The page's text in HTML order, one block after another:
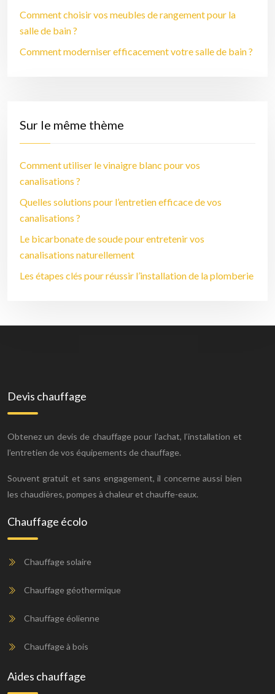
Comment choisir vos meubles de rangement pour la
salle de bain ?
Comment moderniser efficacement votre salle de bain ?
Sur le même thème
Comment utiliser le vinaigre blanc pour vos
canalisations ?
Quelles solutions pour l’entretien efficace de vos
canalisations ?
Le bicarbonate de soude pour entretenir vos
canalisations naturellement
Les étapes clés pour réussir l’installation de la plomberie
Devis chauffage
Obtenez un devis de chauffage pour l’achat, l’installation et
l’entretien de vos équipements de chauffage.
Souvent gratuit et sans engagement, il concerne aussi bien
les chaudières, pompes à chaleur et chauffe-eaux.
Chauffage écolo
Chauffage solaire
Chauffage géothermique
Chauffage éolienne
Chauffage à bois
Aides chauffage